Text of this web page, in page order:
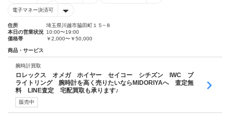
電子マネー決済可
住所
埼玉県川越市脇田町１５−８
本日の営業状況 10:00〜19:00
価格帯
￥2,000〜￥50,000
商品・サービス
腕時計買取
ロレックス オメガ ホイヤー セイコー シチズン IWC ブ
ライトリング 腕時計を高く売りたいならMIDORIYAへ 査定無
料 LINE査定 宅配買取も承ります♪
販売中